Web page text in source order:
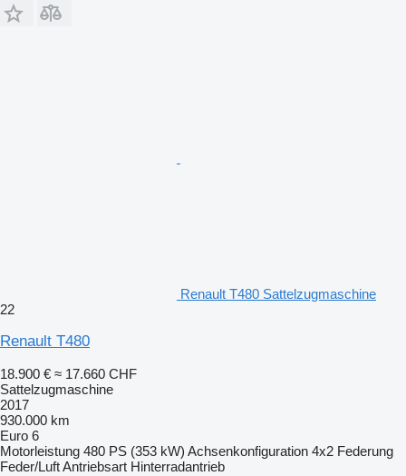
Renault T480 Sattelzugmaschine
22
Renault T480
18.900 € ≈ 17.660 CHF
Sattelzugmaschine
2017
930.000 km
Euro 6
Motorleistung 480 PS (353 kW) Achsenkonfiguration 4x2 Federung
Feder/LuftAntriebsart Hinterradantrieb